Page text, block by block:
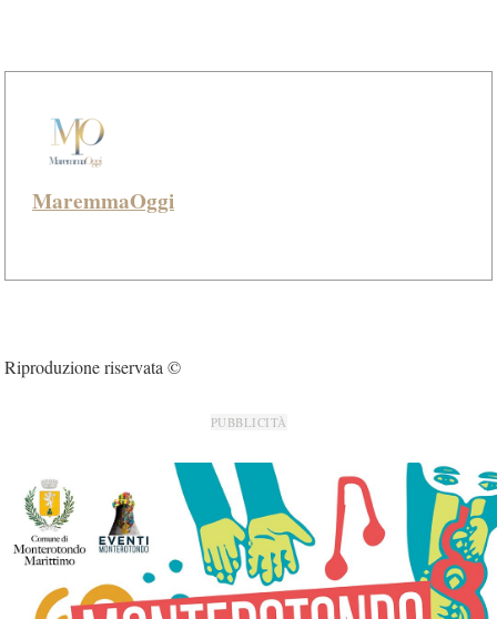
MaremmaOggi
Riproduzione riservata ©
PUBBLICITÀ